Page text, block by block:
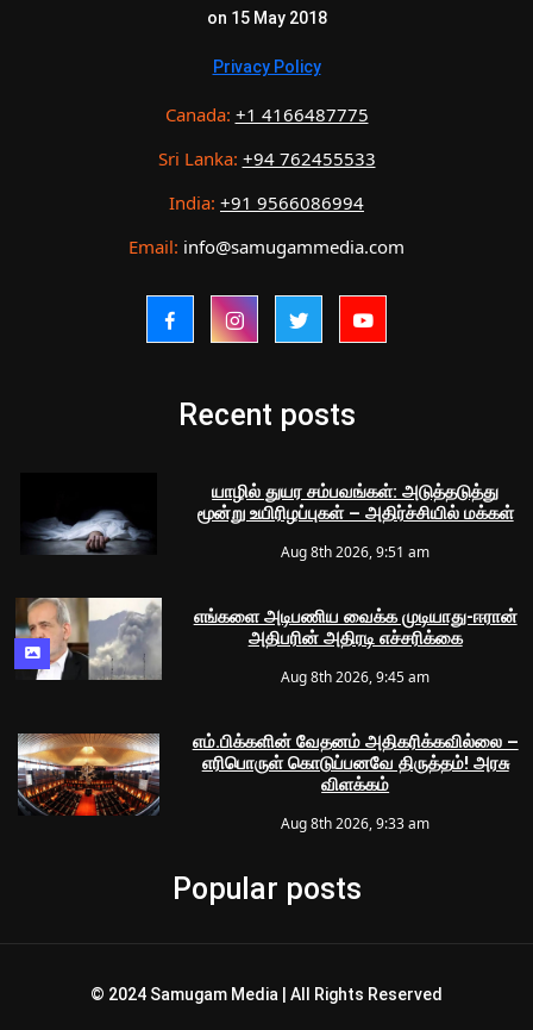
on 15 May 2018
Privacy Policy
Canada: +1 4166487775
Sri Lanka: +94 762455533
India: +91 9566086994
Email: info@samugammedia.com
Recent posts
யாழில் துயர சம்பவங்கள்: அடுத்தடுத்து
மூன்று உயிரிழப்புகள் – அதிர்ச்சியில் மக்கள்
Aug 8th 2026, 9:51 am
எங்களை அடிபணிய வைக்க முடியாது-ஈரான்
அதிபரின் அதிரடி எச்சரிக்கை
Aug 8th 2026, 9:45 am
எம்.பிக்களின் வேதனம் அதிகரிக்கவில்லை –
எரிபொருள் கொடுப்பனவே திருத்தம்! அரசு
விளக்கம்
Aug 8th 2026, 9:33 am
Popular posts
© 2024 Samugam Media | All Rights Reserved